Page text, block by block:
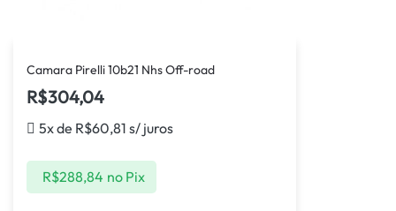
Camara Pirelli 10b21 Nhs Off-road
R$304,04
5x de R$60,81 s/ juros
R$288,84 no Pix